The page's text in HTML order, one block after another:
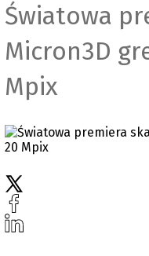
Światowa
Micron3D
Mpix